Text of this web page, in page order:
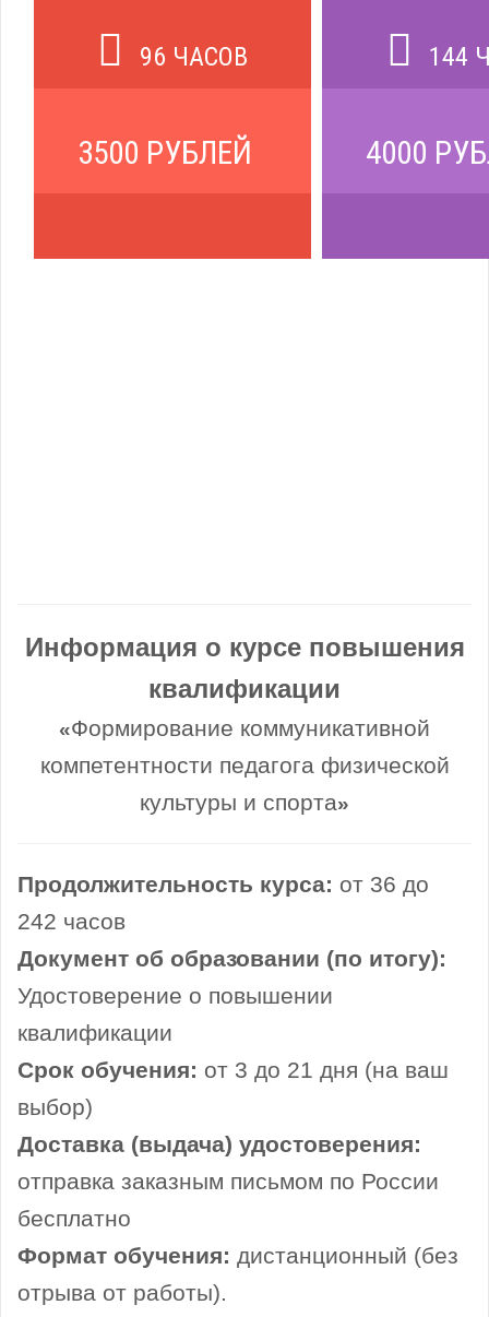
96 ЧАСОВ
3500 РУБЛЕЙ
144
4000
Информация о курсе повышения
квалификации
«Формирование коммуникативной
компетентности педагога физической
культуры и спорта»
Продолжительность курса: от 36 до
242 часов
Документ об образовании (по итогу):
Удостоверение о повышении
квалификации
Срок обучения: от 3 до 21 дня (на ваш
выбор)
Доставка (выдача) удостоверения:
отправка заказным письмом по России
бесплатно
Формат обучения: дистанционный (без
отрыва от работы).